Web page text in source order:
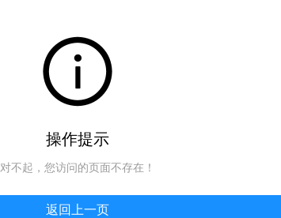
操作提示
对不起，您访问的页面不存在！
返回上一页